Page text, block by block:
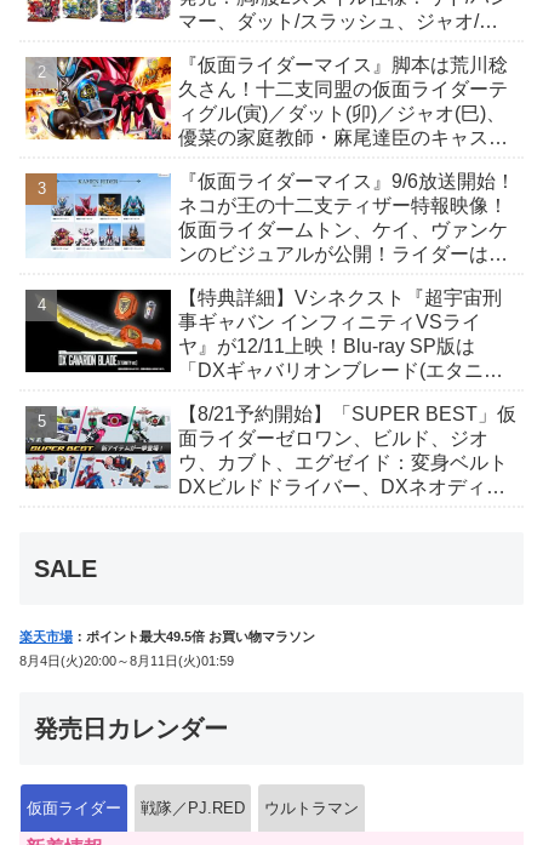
マー、ダット/スラッシュ、ジャオ/バ
も！
『仮面ライダーマイス』脚本は荒川稔
久さん！十二支同盟の仮面ライダーテ
ィグル(寅)／ダット(卯)／ジャオ(巳)、
優菜の家庭教師・麻尾達臣のキャスト
んも変身！
『仮面ライダーマイス』9/6放送開始！
ネコが王の十二支ティザー特報映像！
仮面ライダームトン、ケイ、ヴァンケ
ンのビジュアルが公開！ライダーは子
【特典詳細】Vシネクスト『超宇宙刑
事ギャバン インフィニティVSライ
ヤ』が12/11上映！Blu-ray SP版は
「DXギャバリオンブレード(エタニテ
か豪華特典付き！
【8/21予約開始】「SUPER BEST」仮
面ライダーゼロワン、ビルド、ジオ
ウ、カブト、エグゼイド：変身ベルト
DXビルドドライバー、DXネオディケ
SALE
楽天市場 ：ポイント最大49.5倍 お買い物マラソン
8月4日(火)20:00～8月11日(火)01:59
発売日カレンダー
仮面ライダー 戦隊／PJ.RED ウルトラマン